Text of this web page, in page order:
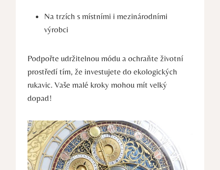
Na trzích s místními i mezinárodními
výrobci
Podpořte udržitelnou⁣ módu a ochraňte ⁢životní
prostředí ⁤tím, že investujete do ekologických
rukavic. Vaše malé kroky mohou mít velký
dopad!